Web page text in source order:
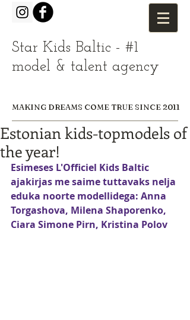
Star Kids Baltic - #1
model & talent agency
MAKING DREAMS COME TRUE SINCE 2011
Estonian kids-topmodels of
the year!
Esimeses L'Officiel Kids Baltic
ajakirjas me saime tuttavaks nelja
eduka noorte modellidega: Anna
Torgashova, Milena Shaporenko,
Ciara Simone Pirn, Kristina Polov